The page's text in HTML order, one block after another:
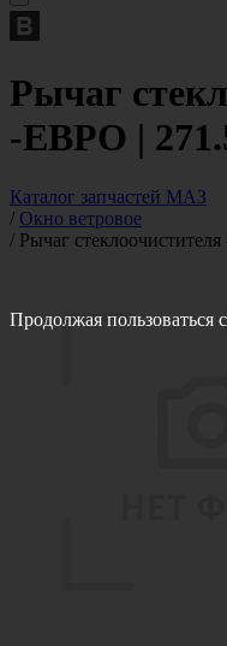
Рычаг
-ЕВРО |
Каталог запчастей МАЗ
/ Окно ветровое
/ Рычаг
Продолжая пользоваться